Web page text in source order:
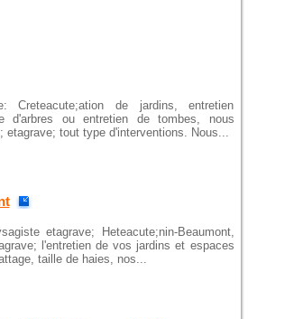
Creteacute;ation de jardins, entretien
d'arbres ou entretien de tombes, nous
tout type d'interventions. Nous...
etagrave; Heteacute;nin-Beaumont,
l'entretien de vos jardins et espaces
taille de haies, nos...